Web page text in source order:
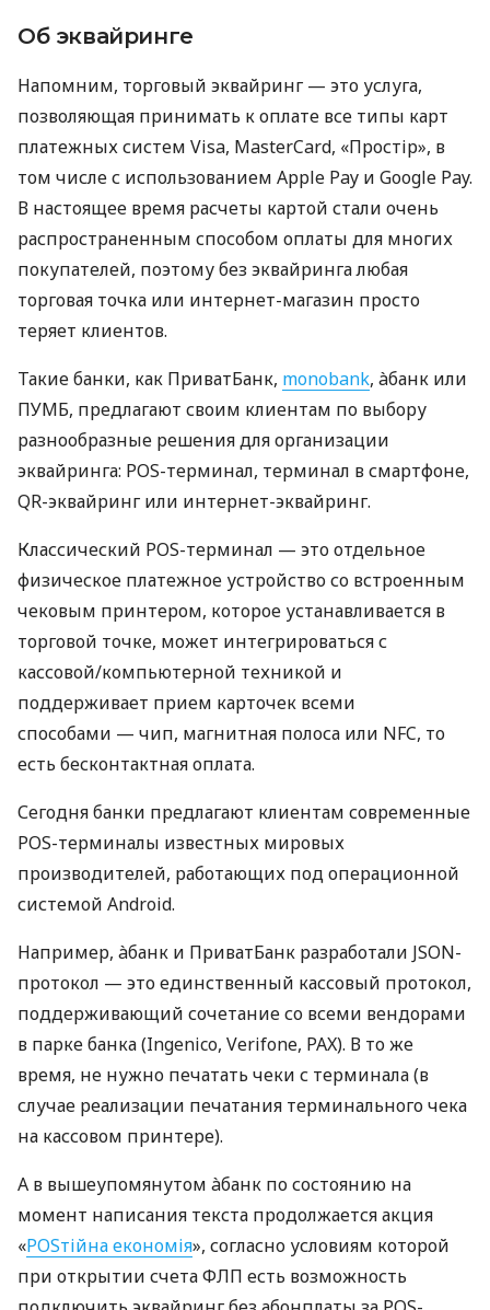
Об эквайринге
Напомним, торговый эквайринг — это услуга,
позволяющая принимать к оплате все типы карт
платежных систем Visa, MasterCard, «Простір», в
том числе с использованием Apple Pay и Google Pay.
В настоящее время расчеты картой стали очень
распространенным способом оплаты для многих
покупателей, поэтому без эквайринга любая
торговая точка или интернет-магазин просто
теряет клиентов.
Такие банки, как ПриватБанк, monobank, àбанк или
ПУМБ, предлагают своим клиентам по выбору
разнообразные решения для организации
эквайринга: POS-терминал, терминал в смартфоне,
QR-эквайринг или интернет-эквайринг.
Классический POS-терминал — это отдельное
физическое платежное устройство со встроенным
чековым принтером, которое устанавливается в
торговой точке, может интегрироваться с
кассовой/компьютерной техникой и
поддерживает прием карточек всеми
способами — чип, магнитная полоса или NFC, то
есть бесконтактная оплата.
Сегодня банки предлагают клиентам современные
POS-терминалы известных мировых
производителей, работающих под операционной
системой Android.
Например, àбанк и ПриватБанк разработали JSON-
протокол — это единственный кассовый протокол,
поддерживающий сочетание со всеми вендорами
в парке банка (Ingenico, Verifone, PAX). В то же
время, не нужно печатать чеки с терминала (в
случае реализации печатания терминального чека
на кассовом принтере).
А в вышеупомянутом àбанк по состоянию на
момент написания текста продолжается акция
«POSтійна економія», согласно условиям которой
при открытии счета ФЛП есть возможность